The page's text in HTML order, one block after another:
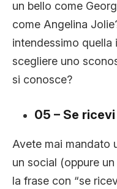
un bello come
come Angelina
intendessimo quella
scegliere uno
si conosce?
05 – Se
Avete mai mandato
un social (oppure
la frase con “se